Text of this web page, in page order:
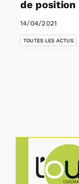
de position
14/04/2021
TOUTES LES ACTUS